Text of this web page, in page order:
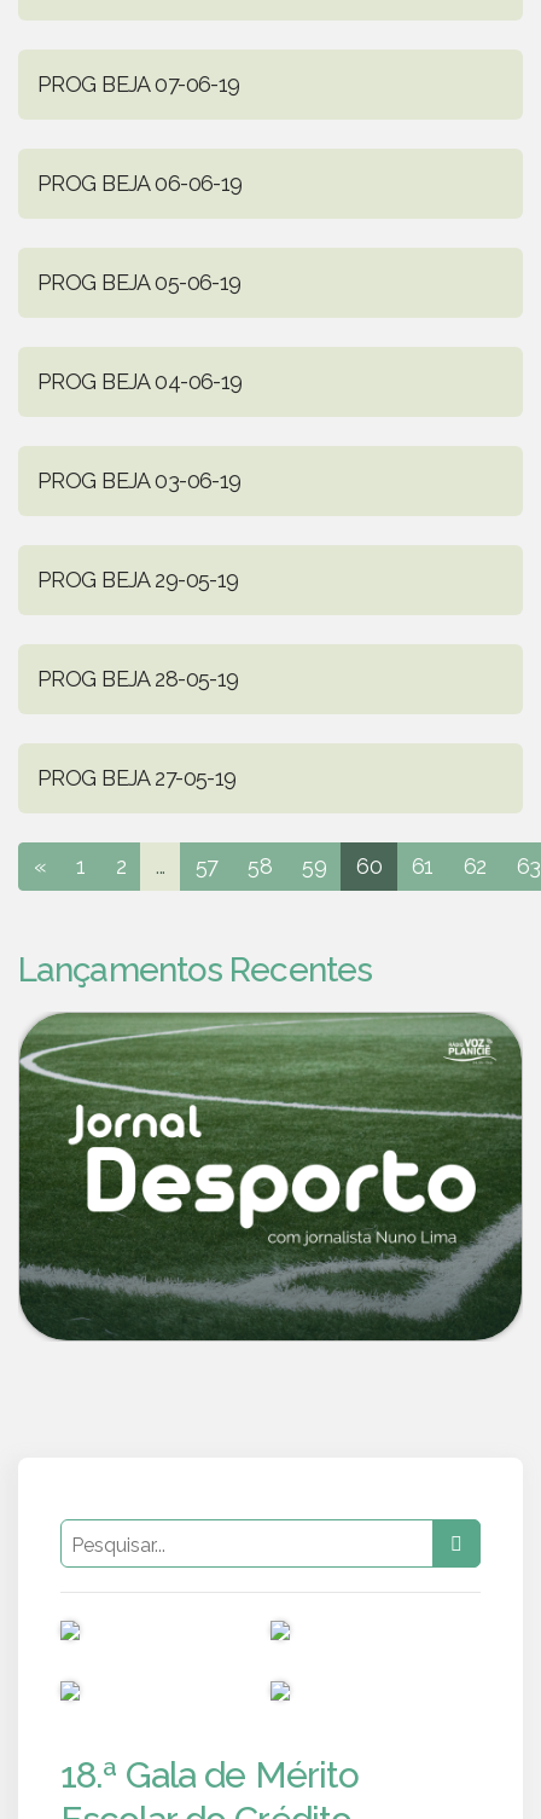
PROG BEJA 07-06-19
PROG BEJA 06-06-19
PROG BEJA 05-06-19
PROG BEJA 04-06-19
PROG BEJA 03-06-19
PROG BEJA 29-05-19
PROG BEJA 28-05-19
PROG BEJA 27-05-19
« 1 2 ... 57 58 59 60 61 62 63
Lançamentos Recentes
18.ª Gala de Mérito